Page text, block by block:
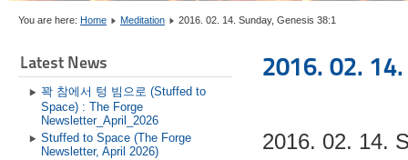
You are here: Home Meditation 2016. 02. 14. Sunday, Genesis 38:1
Latest News
꽉 참에서 텅 빔으로 (Stuffed to
Space) : The Forge
Newsletter_April_2026
Stuffed to Space (The Forge
Newsletter, April 2026)
2016. 02.
2016. 02. 14.